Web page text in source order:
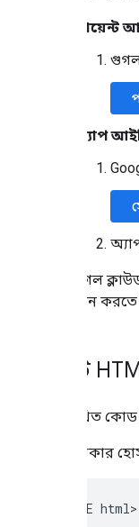
ক্লায়েন্ট
অ্যাপ
একই গুগল
অনুমোদন করতে
একটি
নিম্নলিখিত
গুগল পিকার
<!DOCTYPE html>